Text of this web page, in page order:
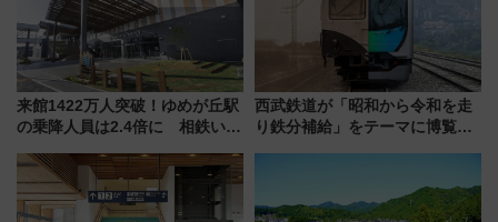
来館1422万人突破！ゆめが丘駅
の乗降人員は2.4倍に 相鉄いず
年祭にそうにゃん＆DB.スター
マンが登場
西武鉄道が「昭和から令和を走
り鉄分補給」をテーマに博覧会
験ブースも アクセスや申込方法
を解説